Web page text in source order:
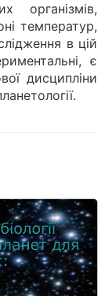
організмів,
температур,
в цій
є
дисципліни